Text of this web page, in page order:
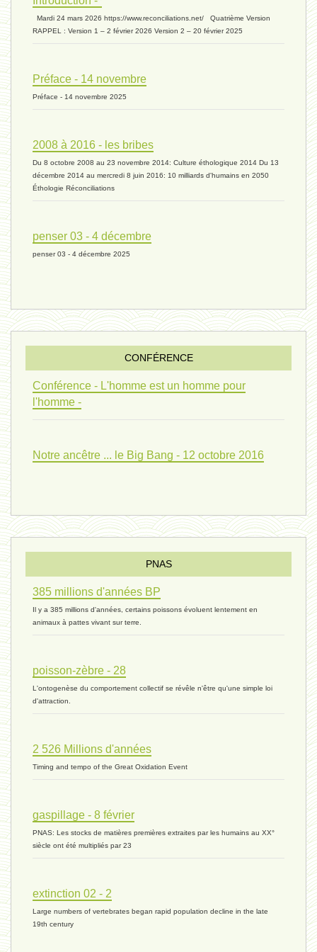
biomasse - 10 mai 2024*
univers 11 - 28 mars 2024*
penser 01 - 9 février 2024 *
univers 09 V4 - 26 janvier 2024 *
monogamie 03 - 21 novembre 2023 *
évolution 06 - 9 novembre 2023 *
vivant 07 - 22 octobre 2023 *
vivant 06 - 19 octobre 2023 *
externalité - 29 septembre 2023 *
Mardi 24 mars 2026 https://www.reconciliations.net/ Quatrième Version
RAPPEL : Version 1 – 2 février 2026 Version 2 – 20 février 2025
Préface - 14 novembre
Préface - 14 novembre 2025
2008 à 2016 - les bribes
Du 8 octobre 2008 au 23 novembre 2014: Culture éthologique 2014 Du 13
décembre 2014 au mercredi 8 juin 2016: 10 milliards d'humains en 2050
Éthologie Réconciliations
penser 03 - 4 décembre
penser 03 - 4 décembre 2025
CONFÉRENCE
Conférence - L'homme est un homme pour
l'homme -
Notre ancêtre ... le Big Bang - 12 octobre 2016
PNAS
385 millions d'années BP
Il y a 385 millions d'années, certains poissons évoluent lentement en
animaux à pattes vivant sur terre.
poisson-zèbre - 28
L'ontogenèse du comportement collectif se révêle n'être qu'une simple loi
d'attraction.
2 526 Millions d'années
Timing and tempo of the Great Oxidation Event
gaspillage - 8 février
PNAS: Les stocks de matières premières extraites par les humains au XX°
siècle ont été multipliés par 23
extinction 02 - 2
Large numbers of vertebrates began rapid population decline in the late
19th century